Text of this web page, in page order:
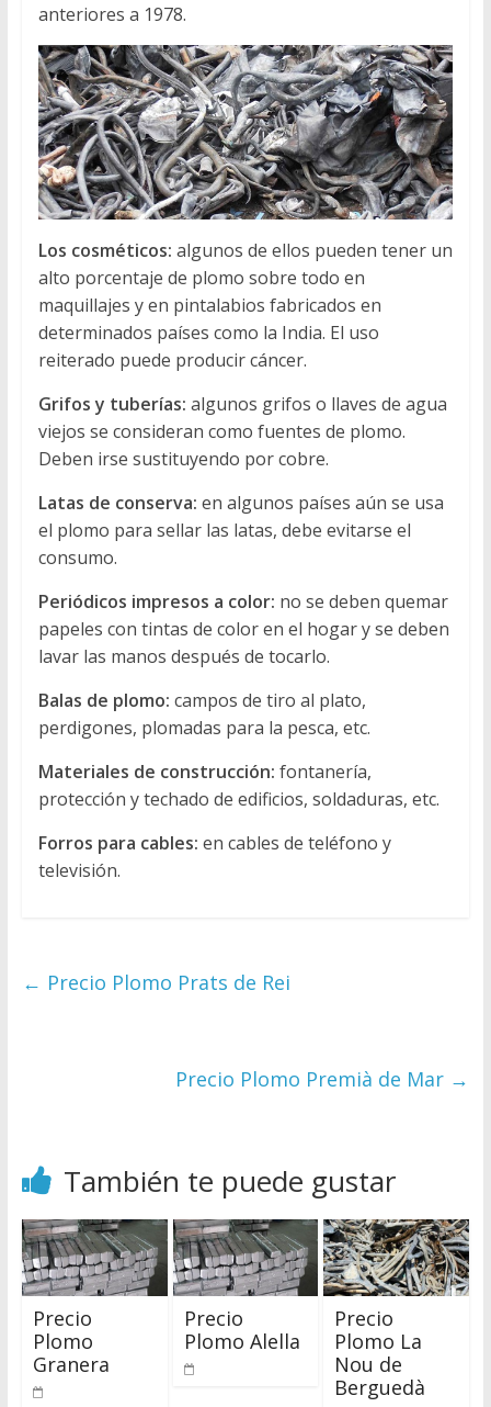
anteriores a 1978.
Los cosméticos: algunos de ellos pueden tener un
alto porcentaje de plomo sobre todo en
maquillajes y en pintalabios fabricados en
determinados países como la India. El uso
reiterado puede producir cáncer.
Grifos y tuberías: algunos grifos o llaves de agua
viejos se consideran como fuentes de plomo.
Deben irse sustituyendo por cobre.
Latas de conserva: en algunos países aún se usa
el plomo para sellar las latas, debe evitarse el
consumo.
Periódicos impresos a color: no se deben quemar
papeles con tintas de color en el hogar y se deben
lavar las manos después de tocarlo.
Balas de plomo: campos de tiro al plato,
perdigones, plomadas para la pesca, etc.
Materiales de construcción: fontanería,
protección y techado de edificios, soldaduras, etc.
Forros para cables: en cables de teléfono y
televisión.
← Precio Plomo Prats de Rei
Precio Plomo Premià de Mar →
También te puede gustar
Precio
Plomo
Granera
Precio
Plomo Alella
Precio
Plomo La
Nou de
Berguedà